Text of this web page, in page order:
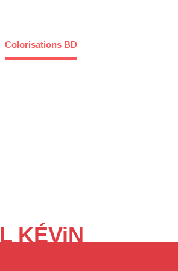
KÉViN
Colorisations BD